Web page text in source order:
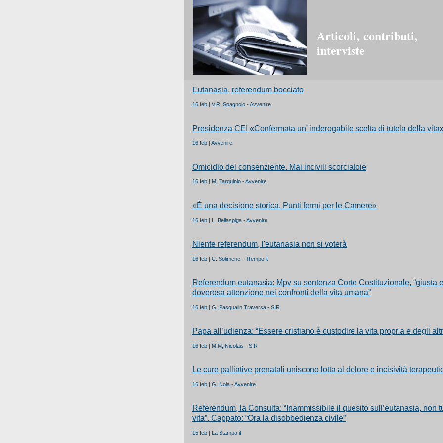
Articoli, contributi,
interviste
Eutanasia, referendum bocciato
16 feb | V.R. Spagnolo - Avvenire
Presidenza CEI «Confermata un' inderogabile scelta di tutela della
16 feb | Avvenire
Omicidio del consenziente. Mai incivili scorciatoie
16 feb | M. Tarquinio - Avvenire
«È una decisione storica. Punti fermi per le Camere»
16 feb | L. Bellaspiga - Avvenire
Niente referendum, l'eutanasia non si voterà
16 feb | C. Solimene - IlTempo.it
Referendum eutanasia: Mpv su sentenza Corte Costituzionale, “giusta e
doverosa attenzione nei confronti della vita umana”
16 feb | G. Pasqualin Traversa - SIR
Papa all’udienza: “Essere cristiano è custodire la vita propria e degli
16 feb | M,M, Nicolais - SIR
Le cure palliative prenatali uniscono lotta al dolore e incisività
16 feb | G. Noia - Avvenire
Referendum, la Consulta: “Inammissibile il quesito sull’eutanasia, non
vita”. Cappato: “Ora la disobbedienza civile”
15 feb | La Stampa.it